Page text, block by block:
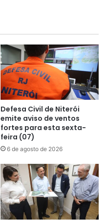
Defesa Civil de Niterói
emite aviso de ventos
fortes para esta sexta-
feira (07)
6 de agosto de 2026